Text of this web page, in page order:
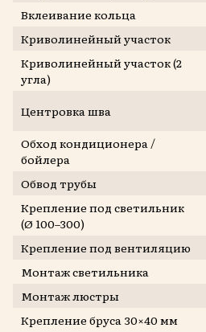
Вклеивание кольца
Криволинейный участок
Криволинейный участок (2
угла)
Центровка шва
Обход кондиционера /
бойлера
Обвод трубы
Крепление под светильник
(Ø 100–300)
Крепление под вентиляцию
Монтаж светильника
Монтаж люстры
Крепление бруса 30×40 мм